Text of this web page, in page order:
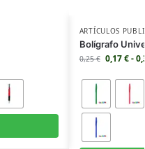
ARTÍCULOS
Bolígrafo
0,25€ 0,17€-